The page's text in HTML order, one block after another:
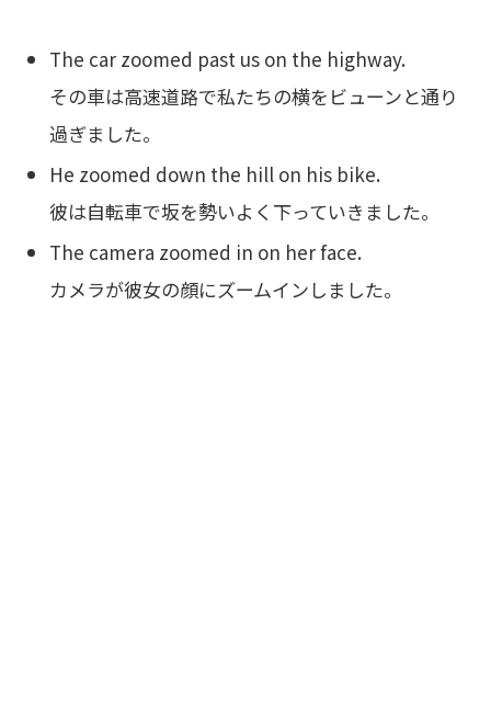
The car zoomed past us on the highway.
その車は高速道路で私たちの横をビューンと通り
過ぎました。
He zoomed down the hill on his bike.
彼は自転車で坂を勢いよく下っていきました。
The camera zoomed in on her face.
カメラが彼女の顔にズームインしました。